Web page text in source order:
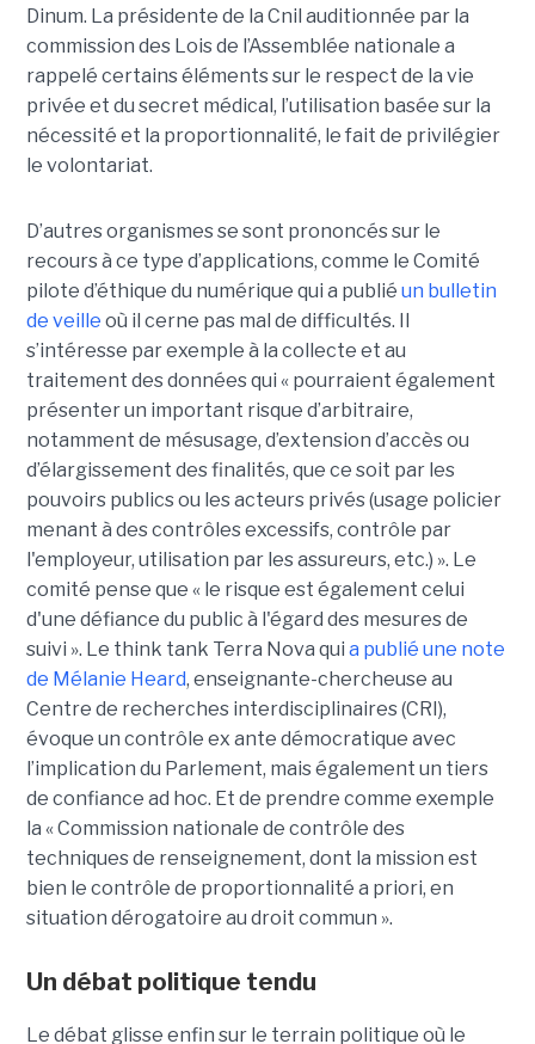
Dinum. La présidente de la Cnil auditionnée par la
commission des Lois de l’Assemblée nationale a
rappelé certains éléments sur le respect de la vie
privée et du secret médical, l’utilisation basée sur la
nécessité et la proportionnalité, le fait de privilégier
le volontariat.
D’autres organismes se sont prononcés sur le
recours à ce type d’applications, comme le Comité
pilote d’éthique du numérique qui a publié un bulletin
de veille où il cerne pas mal de difficultés. Il
s’intéresse par exemple à la collecte et au
traitement des données qui « pourraient également
présenter un important risque d’arbitraire,
notamment de mésusage, d’extension d’accès ou
d’élargissement des finalités, que ce soit par les
pouvoirs publics ou les acteurs privés (usage policier
menant à des contrôles excessifs, contrôle par
l'employeur, utilisation par les assureurs, etc.) ». Le
comité pense que « le risque est également celui
d'une défiance du public à l'égard des mesures de
suivi ». Le think tank Terra Nova qui a publié une note
de Mélanie Heard, enseignante-chercheuse au
Centre de recherches interdisciplinaires (CRI),
évoque un contrôle ex ante démocratique avec
l’implication du Parlement, mais également un tiers
de confiance ad hoc. Et de prendre comme exemple
la « Commission nationale de contrôle des
techniques de renseignement, dont la mission est
bien le contrôle de proportionnalité a priori, en
situation dérogatoire au droit commun ».
Un débat politique tendu
Le débat glisse enfin sur le terrain politique où le